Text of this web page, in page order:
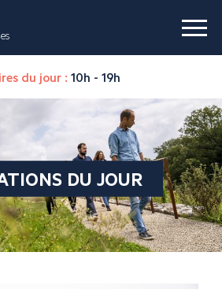
du jour : 10h - 19h
DU JOUR